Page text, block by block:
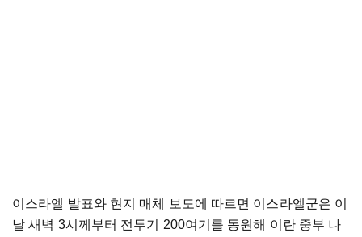
이스라엘 발표와 현지 매체 보도에 따르면 이스라엘군은 이
날 새벽 3시께부터 전투기 200여기를 동원해 이란 중부 나